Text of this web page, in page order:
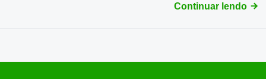
Continuar lendo